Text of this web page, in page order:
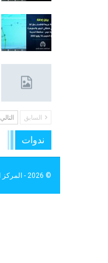
السابق التالي
ندوات
© 2026 - المركز القانوني للحقوق والتنمية. All Rights Reserved.